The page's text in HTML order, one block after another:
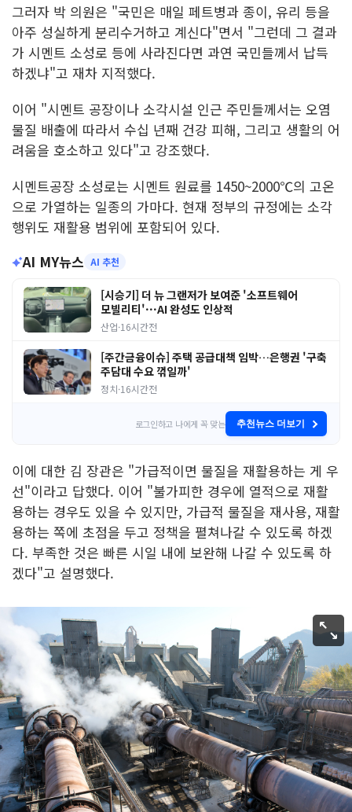
그러자 박 의원은 "국민은 매일 페트병과 종이, 유리 등을
아주 성실하게 분리수거하고 계신다"면서 "그런데 그 결과
가 시멘트 소성로 등에 사라진다면 과연 국민들께서 납득
하겠냐"고 재차 지적했다.
이어 "시멘트 공장이나 소각시설 인근 주민들께서는 오염
물질 배출에 따라서 수십 년째 건강 피해, 그리고 생활의 어
려움을 호소하고 있다"고 강조했다.
시멘트공장 소성로는 시멘트 원료를 1450~2000℃의 고온
으로 가열하는 일종의 가마다. 현재 정부의 규정에는 소각
행위도 재활용 범위에 포함되어 있다.
AI MY뉴스 AI 추천
[시승기] 더 뉴 그랜저가 보여준 '소프트웨어
모빌리티'···AI 완성도 인상적
산업·16시간전
[주간금융이슈] 주택 공급대책 임박…은행권 '구축
주담대 수요 꺾일까'
정치·16시간전
로그인하고 나에게 꼭 맞는 추천뉴스 더보기
이에 대한 김 장관은 "가급적이면 물질을 재활용하는 게 우
선"이라고 답했다. 이어 "불가피한 경우에 열적으로 재활
용하는 경우도 있을 수 있지만, 가급적 물질을 재사용, 재활
용하는 쪽에 초점을 두고 정책을 펼쳐나갈 수 있도록 하겠
다. 부족한 것은 빠른 시일 내에 보완해 나갈 수 있도록 하
겠다"고 설명했다.